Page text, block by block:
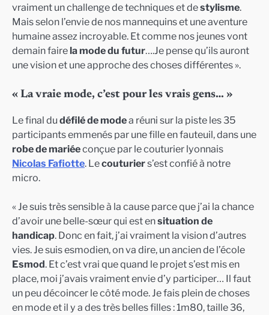
vraiment un challenge de techniques et destylisme.
Mais selon l’envie de nos mannequins et une aventure
humaine assez incroyable. Et comme nos jeunes vont
demain fairela mode du futur….Je pense qu’ils auront
une vision et une approche des choses différentes ».
« La vraie mode, c’est pour les vrais gens… »
Le final du défilé de modea réuni sur la piste les 35
participants emmenés par une fille en fauteuil, dans une
robe de mariéeconçue par le couturier lyonnais
Nicolas Fafiotte. Lecouturiers’est confié à notre
micro.
« Je suis très sensible à la cause parce que j’ai la chance
d’avoir une belle-sœur qui est ensituation de
handicap. Donc en fait, j’ai vraiment la vision d’autres
vies. Je suis esmodien, on va dire, un ancien de l’école
Esmod. Et c’est vrai que quand le projet s’est mis en
place, moi j’avais vraiment envie d’y participer… Il faut
un peu décoincer le côté mode. Je fais plein de choses
en mode et il y a des très belles filles : 1m80, taille 36,